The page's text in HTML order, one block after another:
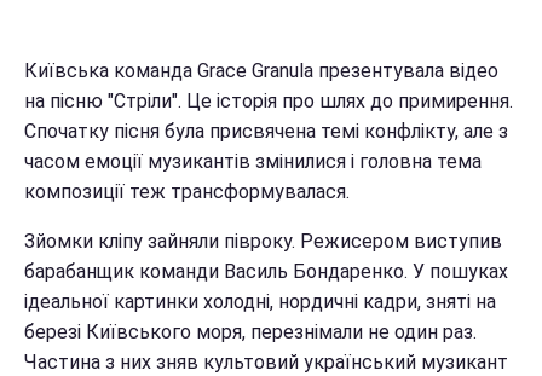
Київська команда Grace Granula презентувала відео
на пісню "Стріли". Це історія про шлях до примирення.
Спочатку пісня була присвячена темі конфлікту, але з
часом емоції музикантів змінилися і головна тема
композиції теж трансформувалася.
Зйомки кліпу зайняли півроку. Режисером виступив
барабанщик команди Василь Бондаренко. У пошуках
ідеальної картинки холодні, нордичні кадри, зняті на
березі Київського моря, перезнімали не один раз.
Частина з них зняв культовий український музикант